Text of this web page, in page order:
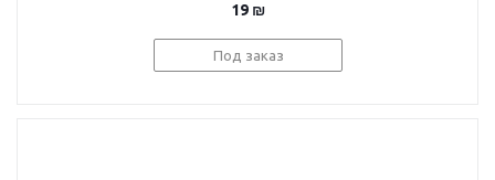
19 ₪
Под заказ